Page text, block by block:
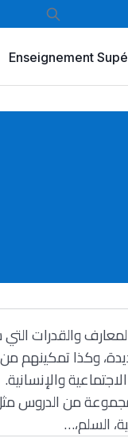
Enseignement
والقدرات
وكذا تمكينهم
والإنسانية.
مجموعة من الدروس
السلم،…